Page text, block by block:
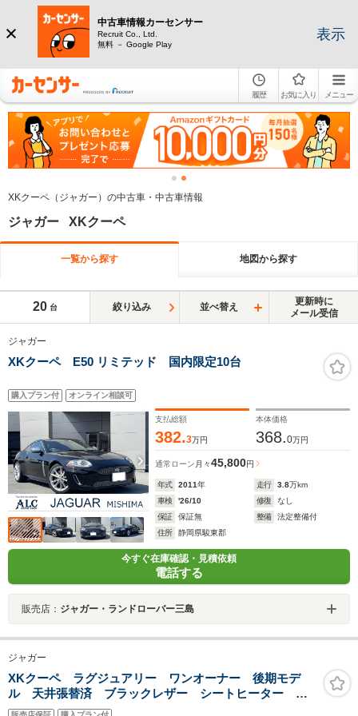
中古車情報カーセンサー
Recruit Co., Ltd.
無料 － Google Play
表示
履歴 お気に入り メニュー
XKクーペ（ジャガー）の中古車・中古車情報
ジャガー XKクーペ
一覧から探す 地図から探す
20 台 絞り込み 並べ替え
更新時に
メール受信
ジャガー
XKクーペ E50 リミテッド 国内限定10台
購入プラン付 オンライン相談可
支払総額
382.3万円
本体価格
368.0万円
通常ローン 月々45,800円
年式 2011年 走行 3.8万km
車検
'26/10 修復
なし
保証
保証無 整備
法定整備付
住所
静岡県駿東郡
今すぐ在庫確認・見積依頼
電話する
販売店： ジャガー・ランドローバー三島
ジャガー
XKクーペ ラグジュアリー ワンオーナー 後期モデ
ル 天井張替済 ブラックレザー シートヒーター 純
正ナビ バックカメラ クルーズコントロール クリア